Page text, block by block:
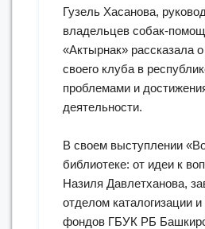
Гузель Хасанова,
владельцев собак-
«Актырнак» рассказала
своего клуба в
проблемами и
деятельности.
В своем выступлении
библиотеке: от идеи к
Назиля Давлетханова,
отделом каталогизации и
фондов ГБУК РБ